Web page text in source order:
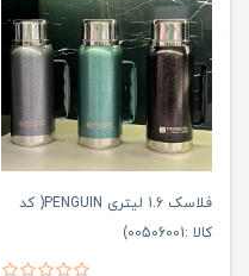
فلاسک 1.6 لیتری PENGUIN( کد
کالا :00506001)